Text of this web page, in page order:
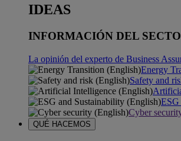
IDEAS
INFORMACIÓN DEL
La opinión del experto de Business
Energy
Safety and
ESG
Cyber
QUÉ HACEMOS